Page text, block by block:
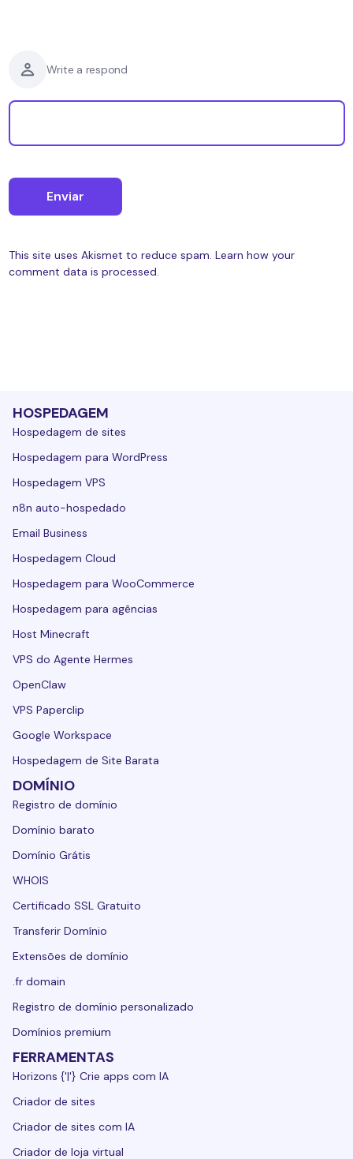
Write a respond
This site uses Akismet to reduce spam. Learn how your
comment data is processed.
HOSPEDAGEM
Hospedagem de sites
Hospedagem para WordPress
Hospedagem VPS
n8n auto-hospedado
Email Business
Hospedagem Cloud
Hospedagem para WooCommerce
Hospedagem para agências
Host Minecraft
VPS do Agente Hermes
OpenClaw
VPS Paperclip
Google Workspace
Hospedagem de Site Barata
DOMÍNIO
Registro de domínio
Domínio barato
Domínio Grátis
WHOIS
Certificado SSL Gratuito
Transferir Domínio
Extensões de domínio
.fr domain
Registro de domínio personalizado
Domínios premium
FERRAMENTAS
Horizons {'|'} Crie apps com IA
Criador de sites
Criador de sites com IA
Criador de loja virtual